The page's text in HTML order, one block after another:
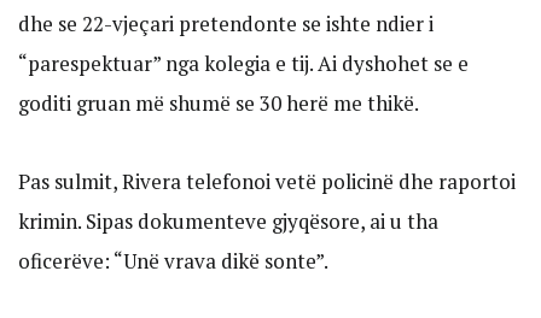
dhe se 22-vjeçari pretendonte se ishte ndier i
“parespektuar” nga kolegia e tij. Ai dyshohet se e
goditi gruan më shumë se 30 herë me thikë.
Pas sulmit, Rivera telefonoi vetë policinë dhe raportoi
krimin. Sipas dokumenteve gjyqësore, ai u tha
oficerëve: “Unë vrava dikë sonte”.